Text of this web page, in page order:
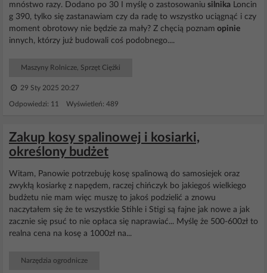
mnóstwo razy. Dodano po 30 I myślę o zastosowaniu silnika Loncin
g 390, tylko się zastanawiam czy da radę to wszystko uciągnąć i czy
moment obrotowy nie będzie za mały? Z chęcią poznam opinie
innych, którzy już budowali coś podobnego....
Maszyny Rolnicze, Sprzęt Ciężki
29 Sty 2025 20:27
Odpowiedzi: 11 Wyświetleń: 489
Zakup kosy spalinowej i kosiarki,
określony budżet
Witam, Panowie potrzebuję kosę spalinową do samosiejek oraz
zwykłą kosiarkę z napędem, raczej chińczyk bo jakiegoś wielkiego
budżetu nie mam więc muszę to jakoś podzielić a znowu
naczytałem się że te wszystkie Stihle i Stigi są fajne jak nowe a jak
zacznie się psuć to nie opłaca się naprawiać... Myślę że 500-600zł to
realna cena na kosę a 1000zł na...
Narzędzia ogrodnicze